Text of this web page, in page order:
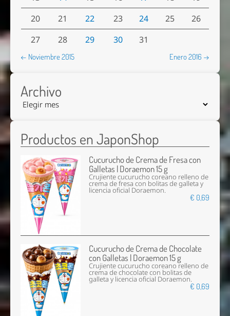
20
21 22 23 24 25
26
27
28 29 30 31
← Noviembre 2015 Enero 2016 →
Archivo
Productos en JaponShop
Cucurucho de Crema de Fresa con
Galletas | Doraemon 15 g
Crujiente cucurucho coreano relleno de
crema de fresa con bolitas de galleta y
licencia oficial Doraemon.
€ 0,69
Cucurucho de Crema de Chocolate
con Galletas | Doraemon 15 g
Crujiente cucurucho coreano relleno de
crema de chocolate con bolitas de
galleta y licencia oficial Doraemon.
€ 0,69